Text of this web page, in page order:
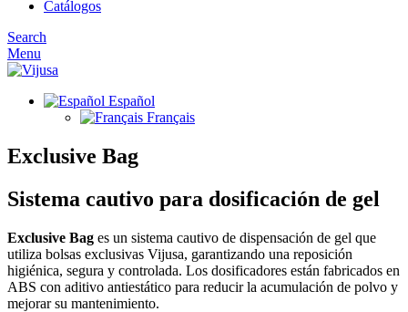
Catálogos
Search
Menu
Español
Français
Exclusive Bag
Sistema cautivo para dosificación de gel
Exclusive Bag es un sistema cautivo de dispensación de gel que
utiliza bolsas exclusivas Vijusa, garantizando una reposición
higiénica, segura y controlada. Los dosificadores están fabricados en
ABS con aditivo antiestático para reducir la acumulación de polvo y
mejorar su mantenimiento.